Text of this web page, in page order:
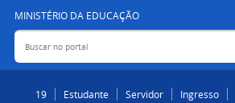
MINISTÉRIO DA EDUCAÇÃO
Buscar no portal
19
Estudante Servidor Ingresso